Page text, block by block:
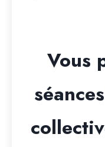
Vous